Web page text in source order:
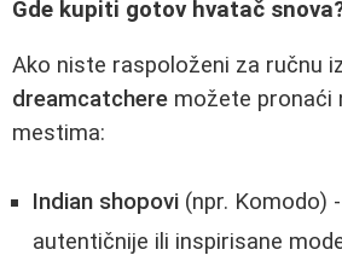
Gde kupiti gotov hvatač
Ako niste raspoloženi za ručnu
dreamcatchere možete pronaći
mestima:
Indian shopovi (npr. Komodo)
autentičnije ili inspirisane